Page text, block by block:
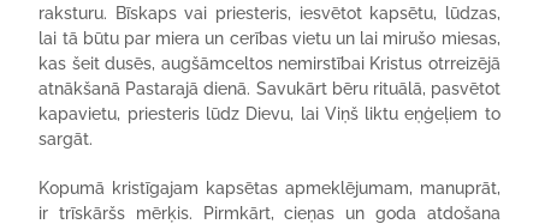
raksturu. Bīskaps vai priesteris, iesvētot kapsētu, lūdzas,
lai tā būtu par miera un cerības vietu un lai mirušo miesas,
kas šeit dusēs, augšāmceltos nemirstībai Kristus otrreizējā
atnākšanā Pastarajā dienā. Savukārt bēru rituālā, pasvētot
kapavietu, priesteris lūdz Dievu, lai Viņš liktu eņģeļiem to
sargāt.
Kopumā kristīgajam kapsētas apmeklējumam, manuprāt,
ir trīskāršs mērķis. Pirmkārt, cieņas un goda atdošana